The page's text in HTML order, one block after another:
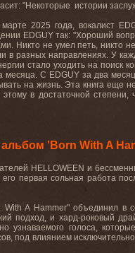
"Некоторые истории
2025 года, вокалист
EDGUY так: "Хороший
Никто не умел петь, никто
направлениях. У
стало уходить на поиск
С EDGUY за два
на жизнь. Эта книга еще не
в достаточной
'Born With A
HELLOWEEN и
первая сольная работа
A Hammer" объединил в
подход, и хард-роковый
узнаваемого голоса,
под влиянием